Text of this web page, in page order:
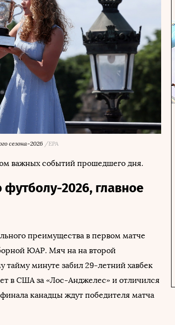
сезона-2026 /EPA
важных событий прошедшего дня.
2026, главное
преимущества в первом матче
ЮАР. Мяч на на второй
тайму минуте забил 29-летний хавбек
в США за «Лос-Анджелес» и отличился
канадцы ждут победителя матча